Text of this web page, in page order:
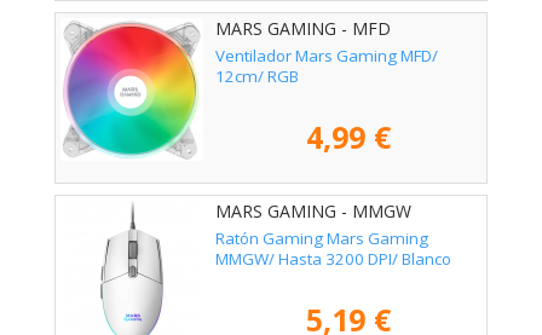
MARS GAMING - MFD
Ventilador Mars Gaming MFD/
12cm/ RGB
4,99 €
MARS GAMING - MMGW
Ratón Gaming Mars Gaming
MMGW/ Hasta 3200 DPI/ Blanco
5,19 €